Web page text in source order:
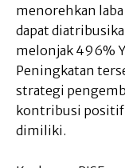
menorehkan
dapat
melonjak 496%
Peningkatan
strategi
kontribusi positif
dimiliki.